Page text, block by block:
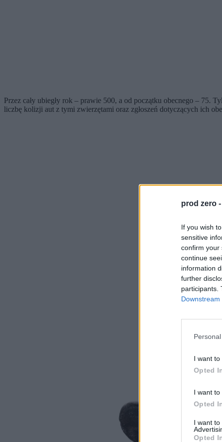
prod zero -
If you wish
sensitive
confirm your
continue
information
further
participants.
I want to
Opted
I want to
Opted
I want
Opted
Przez cały ubiegły rok – prawie 500, a od początku obecnego – 75.
liczbę kolizji aut z tymi zwierzętami oraz zgłoszeń dotyczących ich